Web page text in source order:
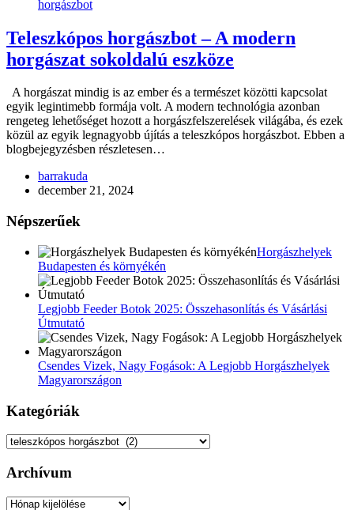
horgászbot
Teleszkópos horgászbot – A modern
horgászat sokoldalú eszköze
A horgászat mindig is az ember és a természet közötti kapcsolat
egyik legintimebb formája volt. A modern technológia azonban
rengeteg lehetőséget hozott a horgászfelszerelések világába, és ezek
közül az egyik legnagyobb újítás a teleszkópos horgászbot. Ebben a
blogbejegyzésben részletesen…
barrakuda
december 21, 2024
Népszerűek
Horgászhelyek
Budapesten és környékén
Legjobb Feeder Botok 2025: Összehasonlítás és Vásárlási
Útmutató
Csendes Vizek, Nagy Fogások: A Legjobb Horgászhelyek
Magyarországon
Kategóriák
Kategóriák
Archívum
Archívum